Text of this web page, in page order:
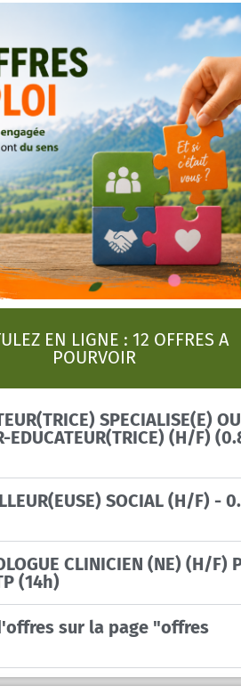
EN LIGNE : 12 OFFRES A
POURVOIR
SPECIALISE(E) OU
EDUCATEUR(TRICE) (H/F)
SOCIAL (H/F) -
CLINICIEN (NE) (H/F)
(14h)
sur la page "offres